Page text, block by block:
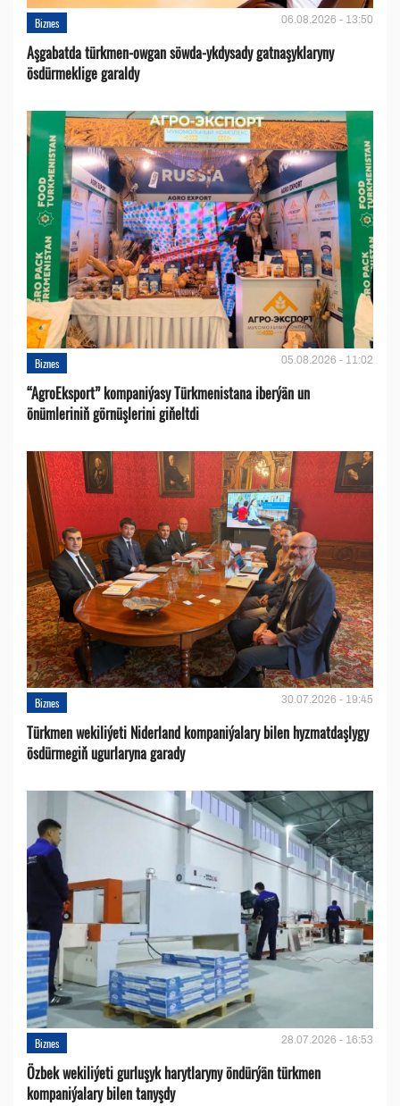
Biznes 06.08.2026 - 13:50
Aşgabatda türkmen-owgan söwda-ykdysady gatnaşyklaryny
ösdürmeklige garaldy
Biznes 05.08.2026 - 11:02
“AgroEksport” kompaniýasy Türkmenistana iberýän un
önümleriniň görnüşlerini giňeltdi
Biznes 30.07.2026 - 19:45
Türkmen wekiliýeti Niderland kompaniýalary bilen hyzmatdaşlygy
ösdürmegiň ugurlaryna garady
Biznes 28.07.2026 - 16:53
Özbek wekiliýeti gurluşyk harytlaryny öndürýän türkmen
kompaniýalary bilen tanyşdy